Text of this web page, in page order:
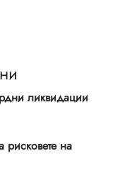
ликвидации
на